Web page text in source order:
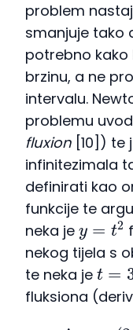
problem
smanjuje tako
potrebno
brzinu, a ne
intervalu.
problemu
fluxion [10])
infinitezimala
definirati kao
funkcije te
neka je
y=t2
nekog tijela s
te neka je
t= 3
fluksiona